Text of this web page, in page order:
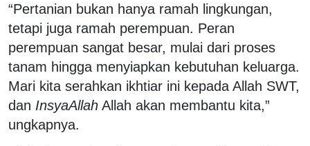
“Pertanian bukan hanya ramah lingkungan,
tetapi juga ramah perempuan. Peran
perempuan sangat besar, mulai dari proses
tanam hingga menyiapkan kebutuhan keluarga.
Mari kita serahkan ikhtiar ini kepada Allah SWT,
dan InsyaAllah Allah akan membantu kita,”
ungkapnya.